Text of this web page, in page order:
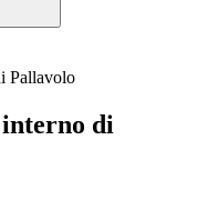
Pallavolo
interno di